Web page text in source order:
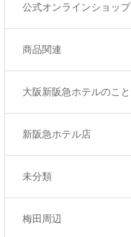
公式オンラインショップ
商品関連
大阪新阪急ホテルのこと
新阪急ホテル店
未分類
梅田周辺